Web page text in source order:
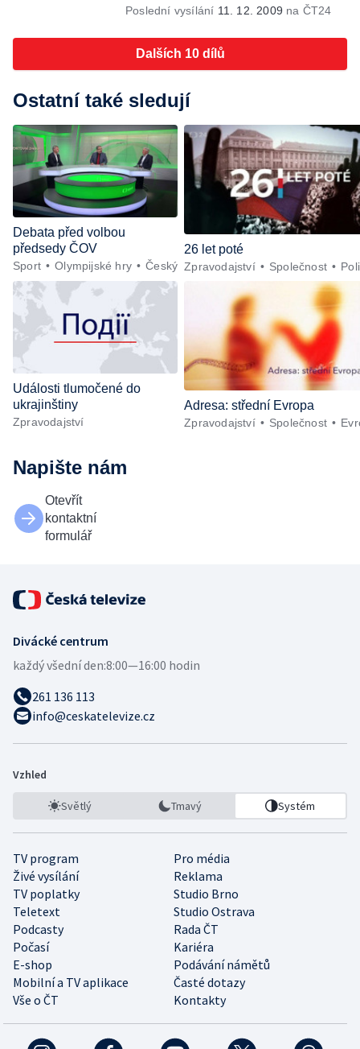
hranic
Poslední vysílání 11. 12. 2009 na ČT24
Dalších 10 dílů
Ostatní také sledují
Debata před volbou
předsedy ČOV
Sport Olympijské hry Český
26 let poté
Zpravodajství Společnost
Události tlumočené do
ukrajinštiny
Zpravodajství
Adresa: střední Evropa
Zpravodajství Společnost
Napište nám
Otevřít
kontaktní
formulář
Divácké centrum
každý všední den:8:00—16:00 hodin
261 136 113
info@ceskatelevize.cz
Vzhled
Světlý Tmavý Systém
TV program
Pro média
Živé vysílání
Reklama
TV poplatky
Studio Brno
Teletext
Studio Ostrava
Podcasty
Rada ČT
Počasí
Kariéra
E-shop
Podávání námětů
Mobilní a TV aplikace
Časté dotazy
Vše o ČT
Kontakty